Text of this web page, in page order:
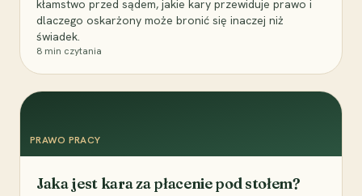
kłamstwo przed sądem, jakie kary przewiduje prawo i
dlaczego oskarżony może bronić się inaczej niż
świadek.
8 min czytania
PRAWO PRACY
Jaka jest kara za płacenie pod stołem?